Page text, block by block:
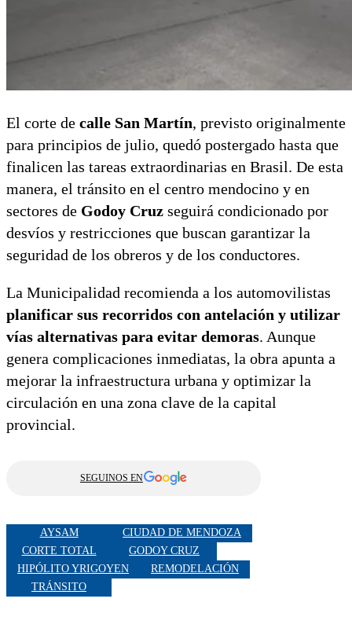
El corte de calle San Martín, previsto originalmente
para principios de julio, quedó postergado hasta que
finalicen las tareas extraordinarias en Brasil. De esta
manera, el tránsito en el centro mendocino y en
sectores de Godoy Cruz seguirá condicionado por
desvíos y restricciones que buscan garantizar la
seguridad de los obreros y de los conductores.
La Municipalidad recomienda a los automovilistas
planificar sus recorridos con antelación y utilizar
vías alternativas para evitar demoras. Aunque
genera complicaciones inmediatas, la obra apunta a
mejorar la infraestructura urbana y optimizar la
circulación en una zona clave de la capital
provincial.
SEGUINOS EN
AYSAM
CIUDAD DE MENDOZA
CORTE TOTAL
GODOY CRUZ
HIPÓLITO YRIGOYEN
REMODELACIÓN
TRÁNSITO